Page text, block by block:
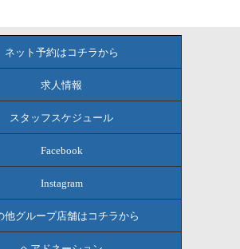
ネット予約はコチラから
求人情報
スタッフスケジュール
Facebook
Instagram
他グループ店舗はコチラから